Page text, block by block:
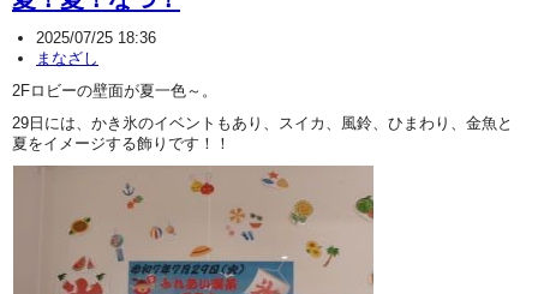
2025/07/25 18:36
まなざし
2Fロビーの壁面が夏一色～。
29日には、かき氷のイベントもあり、スイカ、風鈴、ひまわり、金魚と
夏をイメージする飾りです！！